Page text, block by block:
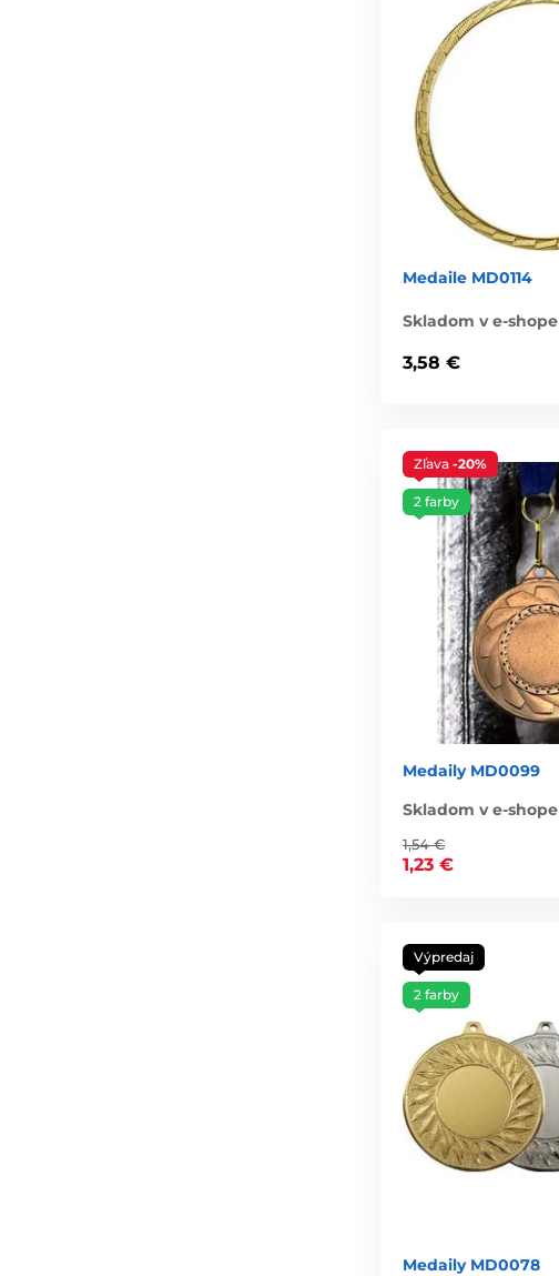
Medaile MD0114
Skladom v e-shope
3,58 €
Zľava -20%
2 farby
Medaily MD0099
Skladom v e-shope
1,54 €
1,23 €
Výpredaj
2 farby
Medaily MD0078